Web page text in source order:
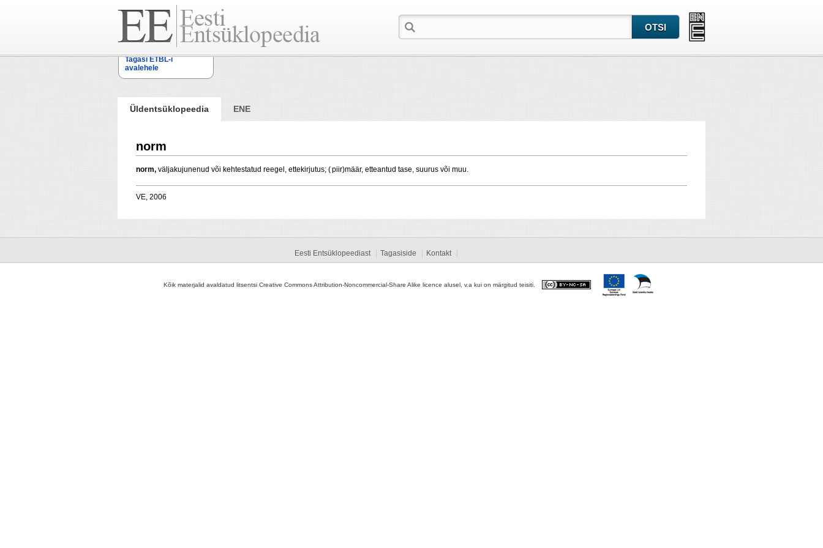
Tagasi ETBL-i
avalehele
Üldentsüklopeedia ENE
norm
norm, väljakujunenud või kehtestatud reegel, ettekirjutus; ( piir)määr, etteantud tase, suurus või muu.
VE, 2006
Eesti Entsüklopeediast Tagasiside Kontakt
Kõik materjalid avaldatud litsentsi Creative Commons Attribution-Noncommercial-Share Alike licence alusel, v.a kui on märgitud teisiti.